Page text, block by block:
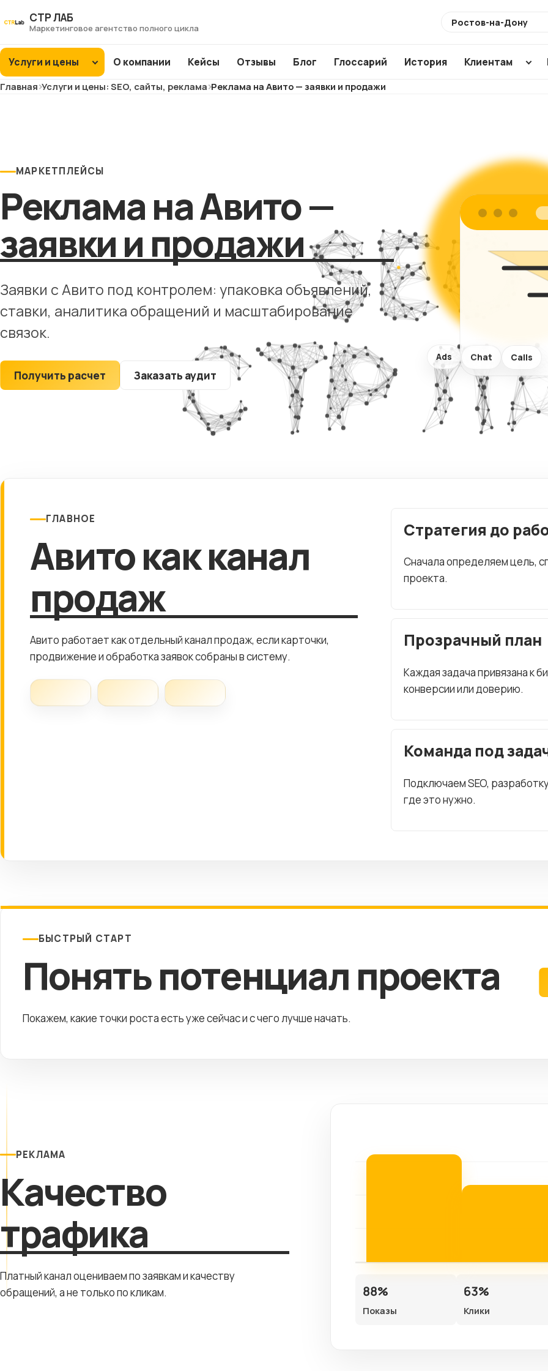
СТР ЛАБ
Маркетинговое агентство полного цикла
Выберите
Услуги и цены
NEW
ХИТ
Сайты услуг
Медицина и
клиники
компании
Строительные
Рестораны
Туристические
сайты
маркетплейсов
NEW
Корпоративные
сайты
Лендинги и
визитки
Сайты услуг
ХИТ
Usability
Аудит
Анализ
аудит
О компании Кейсы Отзывы Блог Глоссарий История Клиентам
NEW
Главная Услуги и цены: SEO, сайты, реклама Реклама на Авито — заявки и продажи
МАРКЕТПЛЕЙСЫ
Реклама на Авито —
заявки и продажи
Заявки с Авито под контролем: упаковка объявлений,
ставки, аналитика обращений и масштабирование
связок.
Получить расчет Заказать аудит
Ads Chat Calls
ГЛАВНОЕ
Авито как канал
продаж
Авито работает как отдельный канал продаж, если карточки,
продвижение и обработка заявок собраны в систему.
Стратегия до
Сначала определяем цель,
проекта.
Прозрачный план
Каждая задача привязана к
конверсии или доверию.
Команда под
Подключаем SEO,
где это нужно.
БЫСТРЫЙ СТАРТ
Понять потенциал проекта
Покажем, какие точки роста есть уже сейчас и с чего лучше начать.
РЕКЛАМА
Качество
трафика
Платный канал оцениваем по заявкам и качеству
обращений, а не только по кликам.
88%
Показы
63%
Клики